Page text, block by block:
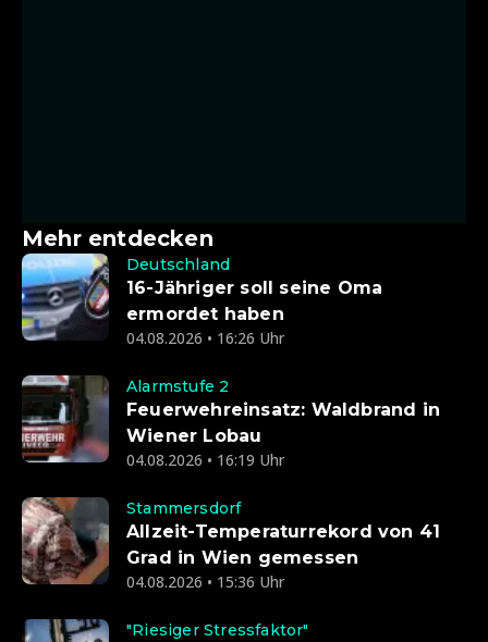
Mehr entdecken
Deutschland
16-Jähriger soll seine Oma
ermordet haben
04.08.2026 • 16:26 Uhr
Alarmstufe 2
Feuerwehreinsatz: Waldbrand in
Wiener Lobau
04.08.2026 • 16:19 Uhr
Stammersdorf
Allzeit-Temperaturrekord von 41
Grad in Wien gemessen
04.08.2026 • 15:36 Uhr
"Riesiger Stressfaktor"